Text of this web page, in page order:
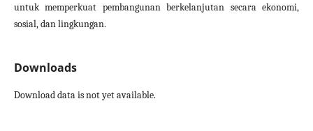
untuk memperkuat pembangunan berkelanjutan secara ekonomi,
sosial, dan lingkungan.
Downloads
Download data is not yet available.